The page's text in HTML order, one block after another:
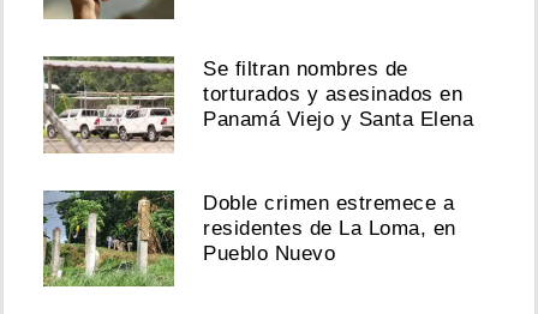
Se filtran nombres de
torturados y asesinados en
Panamá Viejo y Santa Elena
Doble crimen estremece a
residentes de La Loma, en
Pueblo Nuevo